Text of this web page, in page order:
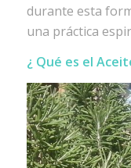
durante esta
una práctica
¿ Qué es el